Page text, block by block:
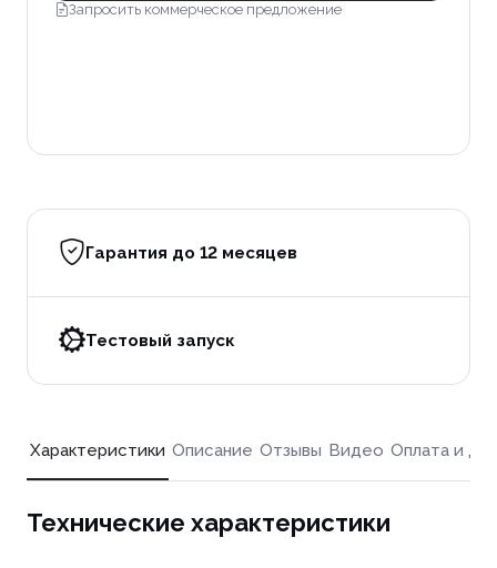
Запросить коммерческое предложение
Гарантия до 12 месяцев
Тестовый запуск
Характеристики Описание Отзывы Видео Оплата и
Технические характеристики